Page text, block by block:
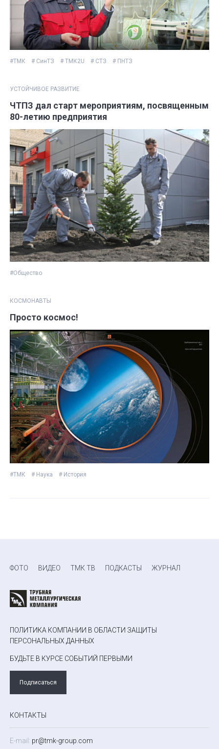
#ТМК # СинТЗ # ТМК2U # СТЗ # ПНТЗ
УСТОЙЧИВОЕ РАЗВИТИЕ
ЧТПЗ дал старт мероприятиям, посвященным
80-летию предприятия
#Общество
КОСМОНАВТЫ
Просто космос!
#ТМК # Наука # История
ФОТО ВИДЕО ТМК ТВ ПОДКАСТЫ ЖУРНАЛ
ПОЛИТИКА КОМПАНИИ В ОБЛАСТИ ЗАЩИТЫ
ПЕРСОНАЛЬНЫХ ДАННЫХ
БУДЬТЕ В КУРСЕ СОБЫТИЙ ПЕРВЫМИ
Подписаться
КОНТАКТЫ
E-mail: pr@tmk-group.com